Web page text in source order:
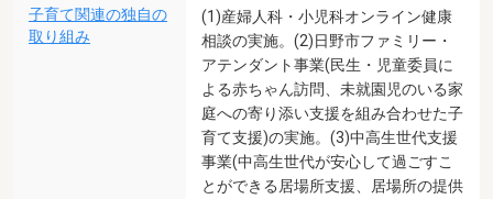
子育て関連の独自の
取り組み
(1)産婦人科・小児科オンライン健康
相談の実施。(2)日野市ファミリー・
アテンダント事業(民生・児童委員に
よる赤ちゃん訪問、未就園児のいる家
庭への寄り添い支援を組み合わせた子
育て支援)の実施。(3)中高生世代支援
事業(中高生世代が安心して過ごすこ
とができる居場所支援、居場所の提供